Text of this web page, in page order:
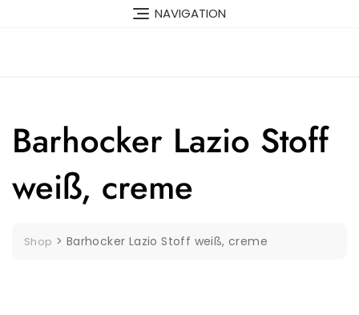
NAVIGATION
Barhocker Lazio Stoff
weiß, creme
Shop > Barhocker Lazio Stoff weiß, creme